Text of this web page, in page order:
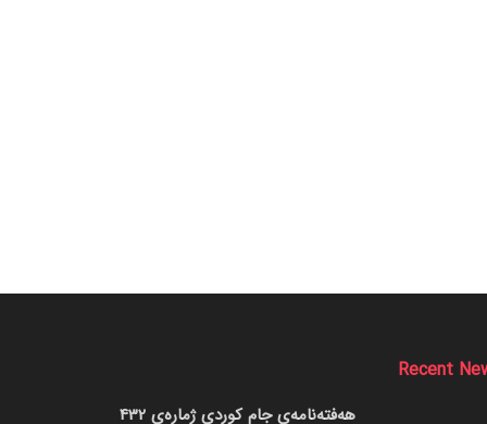
Recent
هەفتەنامەی جام کوردی ژمارەی 432